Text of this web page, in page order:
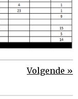
Volgende »